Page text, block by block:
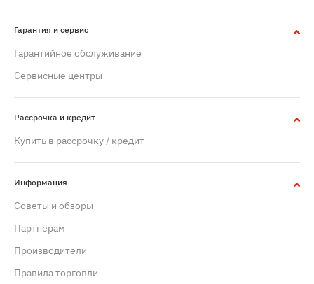
Гарантия и сервис
Гарантийное обслуживание
Сервисные центры
Рассрочка и кредит
Купить в рассрочку / кредит
Информация
Советы и обзоры
Партнерам
Производители
Правила торговли